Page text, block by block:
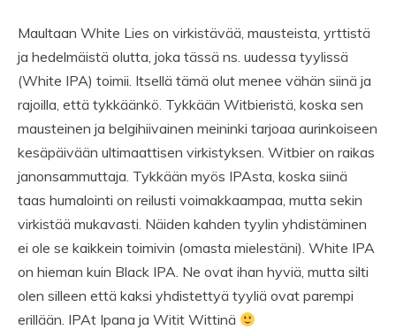
Maultaan White Lies on virkistävää, mausteista, yrttistä
ja hedelmäistä olutta, joka tässä ns. uudessa tyylissä
(White IPA) toimii. Itsellä tämä olut menee vähän siinä ja
rajoilla, että tykkäänkö. Tykkään Witbieristä, koska sen
mausteinen ja belgihiivainen meininki tarjoaa aurinkoiseen
kesäpäivään ultimaattisen virkistyksen. Witbier on raikas
janonsammuttaja. Tykkään myös IPAsta, koska siinä
taas humalointi on reilusti voimakkaampaa, mutta sekin
virkistää mukavasti. Näiden kahden tyylin yhdistäminen
ei ole se kaikkein toimivin (omasta mielestäni). White IPA
on hieman kuin Black IPA. Ne ovat ihan hyviä, mutta silti
olen silleen että kaksi yhdistettyä tyyliä ovat parempi
erillään. IPAt Ipana ja Witit Wittinä